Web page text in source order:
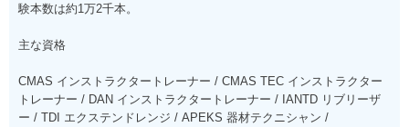
験本数は約1万2千本。
主な資格
CMAS インストラクタートレーナー / CMAS TEC インストラクター
トレーナー / DAN インストラクタートレーナー / IANTD リブリーザ
ー / TDI エクステンドレンジ / APEKS 器材テクニシャン /